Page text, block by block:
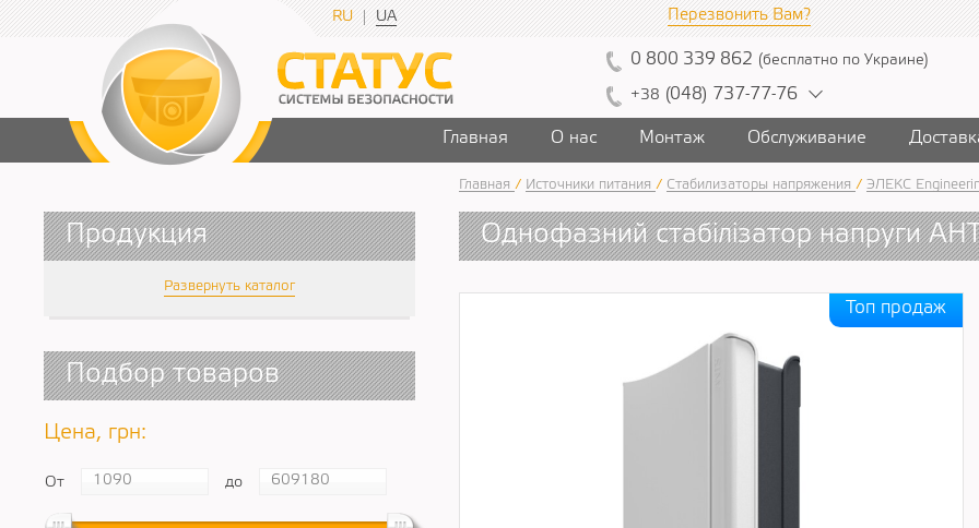
RU UA Перезвонить Вам?
0 800 339 862 (бесплатно по Украине)
+38 (048) 737-7 7-76
Главная О нас Монтаж Обслуживание
Продукция
Развернуть каталог
Подбор товаров
Цена, грн:
От до
Главная / Источники питания / Стабилизаторы напряжения / ЭЛЕКС
Однофазний стабілізатор напруги